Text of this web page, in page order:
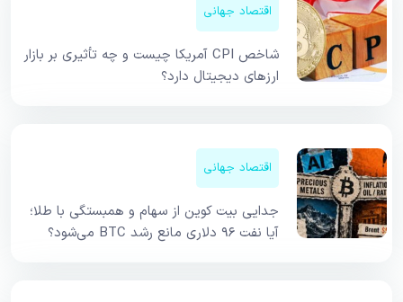
اقتصاد جهانی
شاخص CPI آمریکا چیست و چه تأثیری بر بازار
ارزهای دیجیتال دارد؟
اقتصاد جهانی
جدایی بیت کوین از سهام و همبستگی با طلا؛
آیا نفت ۹۶ دلاری مانع رشد BTC می‌شود؟